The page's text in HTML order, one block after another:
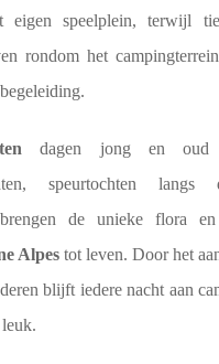
eigen speelplein, terwijl
rondom het
dagen jong en oud
speurtochten
brengen de unieke flora
Alpes tot leven. Door het
blijft iedere nacht aan